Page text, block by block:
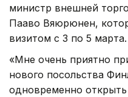
министр внешней
Пааво Вяюрюнен,
визитом с 3 по 5 марта.
«Мне очень приятно
нового посольства
одновременно